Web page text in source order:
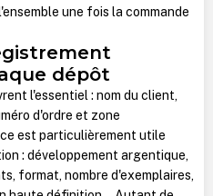
une fois la commande
dépôt
l'essentiel : nom du client,
d'ordre et zone
est particulièrement utile
: développement argentique,
format, nombre d'exemplaires,